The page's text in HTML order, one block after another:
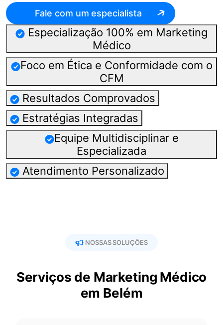
Fale com um especialista
Especialização 100% em Marketing
Médico
Foco em Ética e Conformidade com o
CFM
Resultados Comprovados
Estratégias Integradas
Equipe Multidisciplinar e
Especializada
Atendimento Personalizado
NOSSAS SOLUÇÕES
Serviços de Marketing Médico
em Belém